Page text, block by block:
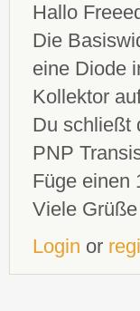
Hallo
Die
eine Diode
Kollektor
Du schließt
PNP
Füge einen
Viele
Login or